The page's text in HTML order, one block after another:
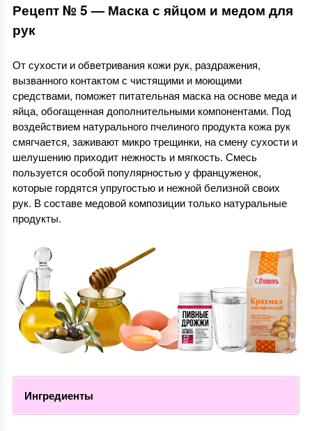
Рецепт № 5 — Маска с яйцом и медом для
рук
От сухости и обветривания кожи рук, раздражения,
вызванного контактом с чистящими и моющими
средствами, поможет питательная маска на основе меда и
яйца, обогащенная дополнительными компонентами. Под
воздействием натурального пчелиного продукта кожа рук
смягчается, заживают микро трещинки, на смену сухости и
шелушению приходит нежность и мягкость. Смесь
пользуется особой популярностью у француженок,
которые гордятся упругостью и нежной белизной своих
рук. В составе медовой композиции только натуральные
продукты.
Ингредиенты